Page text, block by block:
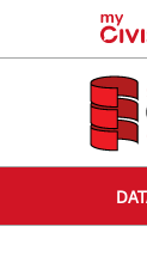
Skip to main